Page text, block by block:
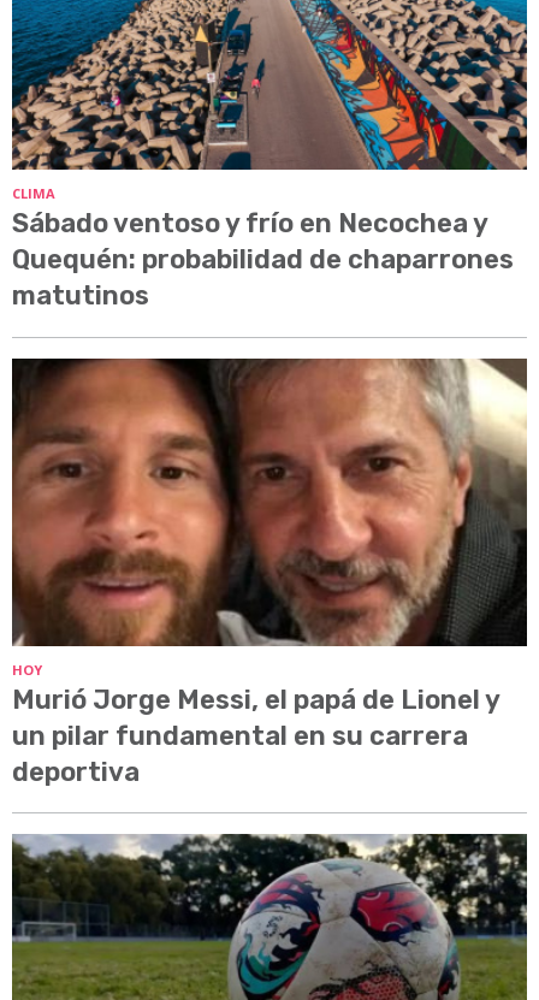
CLIMA
Sábado ventoso y frío en Necochea y
Quequén: probabilidad de chaparrones
matutinos
HOY
Murió Jorge Messi, el papá de Lionel y
un pilar fundamental en su carrera
deportiva